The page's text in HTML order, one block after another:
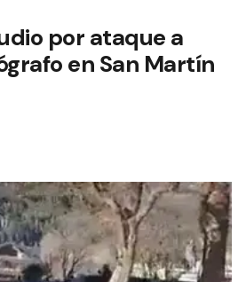
por ataque a
en San Martín